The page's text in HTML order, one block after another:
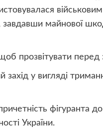
майнової
прозвітувати
у вигляді
фігуранта до
України.